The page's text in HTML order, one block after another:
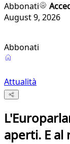
Abbonati
August 9, 2026
Abbonati
Attualità
aperti. E